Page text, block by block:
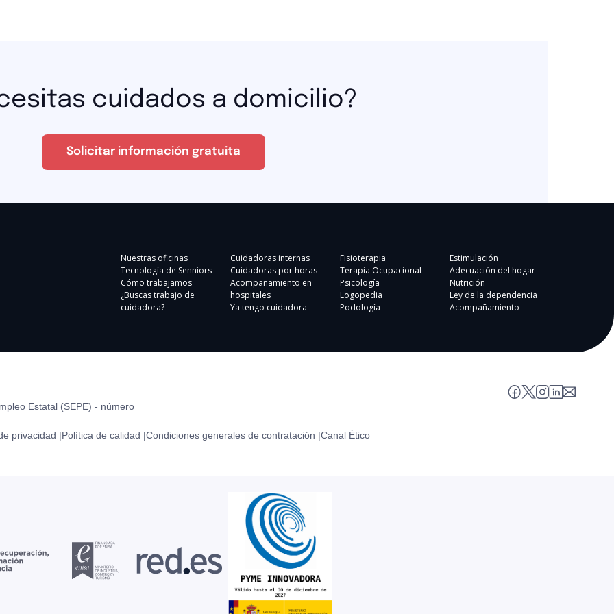
cuidados a domicilio?
Solicitar información gratuita
Nuestras oficinas
Tecnología de Senniors
Cómo trabajamos
¿Buscas trabajo de
cuidadora?
Cuidadoras internas
Cuidadoras por horas
Acompañamiento en
hospitales
Ya tengo cuidadora
Fisioterapia
Terapia Ocupacional
Psicología
Logopedia
Podología
Estimulación
Adecuación del hogar
Nutrición
Ley de la dependencia
Acompañamiento
Estatal (SEPE) - número
privacidad |Política de calidad |Condiciones generales de contratación |Canal Ético